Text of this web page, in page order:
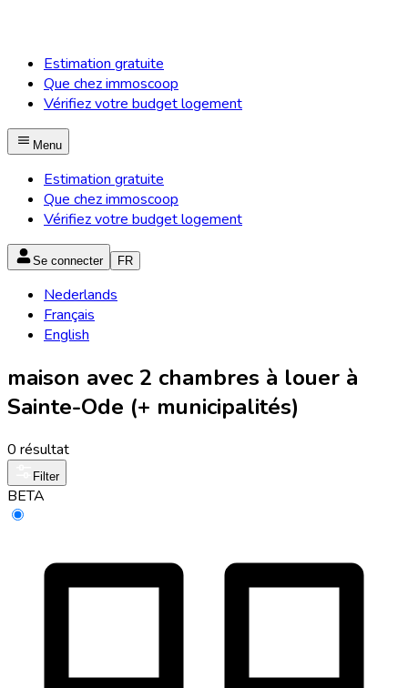
Estimation gratuite
Que chez immoscoop
Vérifiez votre budget logement
Menu
Estimation gratuite
Que chez immoscoop
Vérifiez votre budget logement
Se connecter FR
Nederlands
Français
English
maison avec 2 chambres à louer à
Sainte-Ode (+ municipalités)
0 résultat
Filter
BETA